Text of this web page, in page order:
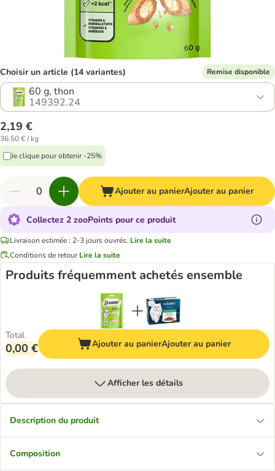
Choisir un article (14 variantes) Remise disponible
60 g, thon
149392.24
2,19 €
36,50 € / kg
Je clique pour obtenir -25%
Ajouter au panierAjouter au panier
Collectez 2 zooPoints pour ce produit
Livraison estimée : 2-3 jours ouvrés. Lire la suite
Conditions de retour Lire la suite
Produits fréquemment achetés ensemble
Total
0,00 € Ajouter au panierAjouter au panier
Afficher les détails
Description du produit
Composition